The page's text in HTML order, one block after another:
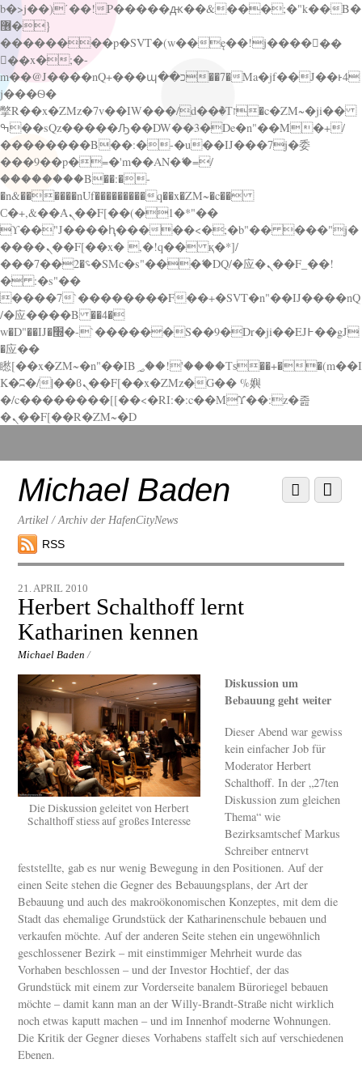
b�>j��)΄��!P�����ԫ��&���;�"k��B�
޶�}
��������p�SVT�(w��ę��!j������
��x�;�-
m��@J����nQ+���պ��כ��7�Ma�jf��J��ͱ4
j���Ѳ�
撆R��x�ZMz�7v��IW���/d��ٞ�Тז�c�ZM~�ji��
ߒ��sQz�����Ԡ��DW��3�De�n"��M�+/
��������B��:�-�u��IJ���7j�委
���9��p�=�'m��AN�ޭ�=/
��������B��:�-
�n&������nUf���������q��x�ZM~�c��
Ϲ�+,&��Ὰܢ��F[��(�1�*"��
ϒ��"J����ԧ�����<�;�b"�� ���"j�
����ܢ��F[��x� ,�!q�� қ�*]/
���؝�2��7�SMc�s"���ޭ�DQ/�应�ܢ��F_��!
� :�s"��
����7`��������F��+�SVT�n"��IJ����nQ
/�应����B ��4�
w�D"��IJ�׭�-`������S��9�Dr�ji��EJ߅��gJ
�应��
矁[��x�ZM~�n"��IB؃��!'����Тѕ��+��(m��I
K�ʭ�/|��ϐܢ��F[��x�ZMz�G�� %嬩
�/c��������[[��<�RI:�:c��MΎ��:z�졾
�ܢ��F[��R�ZM~�D
down
contentMichael Baden
Artikel / Archiv der HafenCityNews
RSS
Menu
Scroll
down
21. APRIL 2010
Herbert Schalthoff lernt
Katharinen kennen
Michael Baden /
Die Diskussion geleitet von Herbert
Schalthoff stiess auf großes Interesse
Diskussion um
Bebauung geht weiter
Dieser Abend war gewiss
kein einfacher Job für
Moderator Herbert
Schalthoff. In der „27ten
Diskussion zum gleichen
Thema“ wie
Bezirksamtschef Markus
Schreiber entnervt
feststellte, gab es nur wenig Bewegung in den Positionen. Auf der
einen Seite stehen die Gegner des Bebauungsplans, der Art der
Bebauung und auch des makroökonomischen Konzeptes, mit dem die
Stadt das ehemalige Grundstück der Katharinenschule bebauen und
verkaufen möchte. Auf der anderen Seite stehen ein ungewöhnlich
geschlossener Bezirk – mit einstimmiger Mehrheit wurde das
Vorhaben beschlossen – und der Investor Hochtief, der das
Grundstück mit einem zur Vorderseite banalem Büroriegel bebauen
möchte – damit kann man an der Willy-Brandt-Straße nicht wirklich
noch etwas kaputt machen – und im Innenhof moderne Wohnungen.
Die Kritik der Gegner dieses Vorhabens staffelt sich auf verschiedenen
Ebenen.